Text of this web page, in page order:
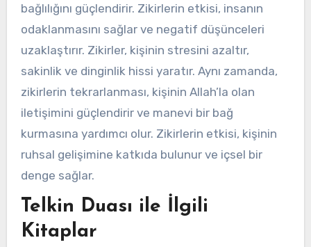
bağlılığını güçlendirir. Zikirlerin etkisi, insanın
odaklanmasını sağlar ve negatif düşünceleri
uzaklaştırır. Zikirler, kişinin stresini azaltır,
sakinlik ve dinginlik hissi yaratır. Aynı zamanda,
zikirlerin tekrarlanması, kişinin Allah’la olan
iletişimini güçlendirir ve manevi bir bağ
kurmasına yardımcı olur. Zikirlerin etkisi, kişinin
ruhsal gelişimine katkıda bulunur ve içsel bir
denge sağlar.
Telkin Duası ile İlgili
Kitaplar